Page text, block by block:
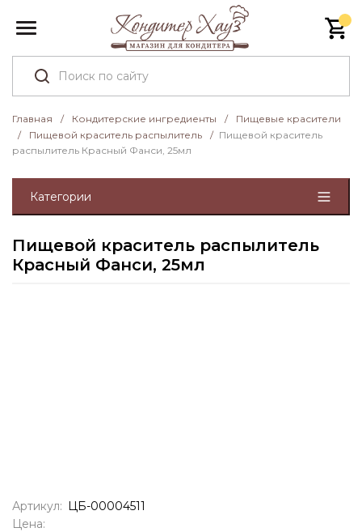
Главная / Кондитерские ингредиенты /
Пищевые красители
/
Пищевой краситель распылитель / Пищевой краситель
распылитель Красный Фанси, 25мл
Категории
Пищевой краситель распылитель
Красный Фанси, 25мл
Артикул: ЦБ-00004511
Цена: